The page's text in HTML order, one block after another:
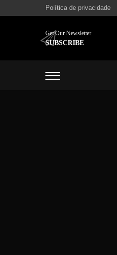
Política de privacidade
Get Our Newsletter
SUBSCRIBE